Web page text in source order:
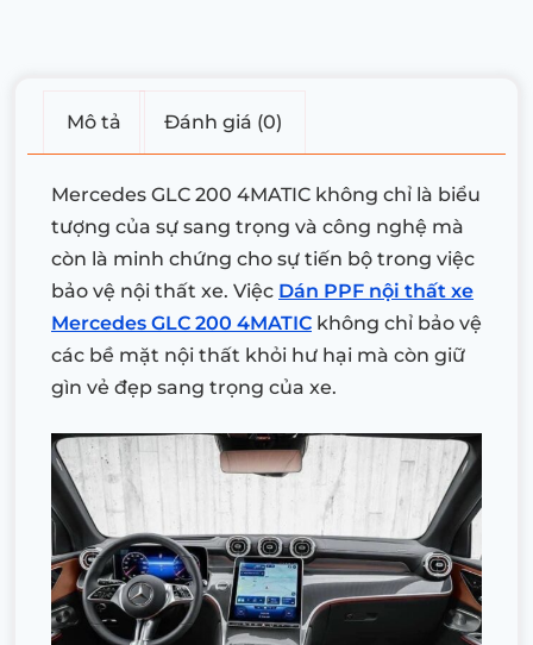
Mô tả Đánh giá (0)
Mercedes GLC 200 4MATIC không chỉ là biểu
tượng của sự sang trọng và công nghệ mà
còn là minh chứng cho sự tiến bộ trong việc
bảo vệ nội thất xe. Việc Dán PPF nội thất xe
Mercedes GLC 200 4MATIC không chỉ bảo vệ
các bề mặt nội thất khỏi hư hại mà còn giữ
gìn vẻ đẹp sang trọng của xe.